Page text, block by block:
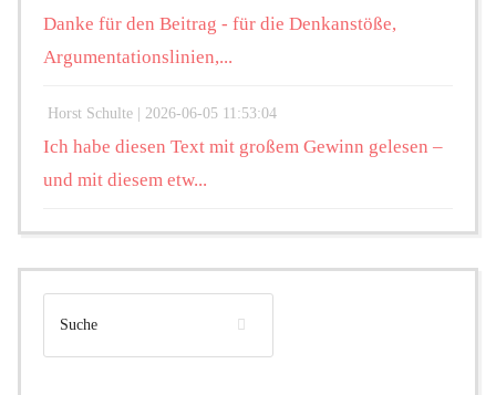
Danke für den Beitrag - für die Denkanstöße,
Argumentationslinien,...
Horst Schulte | 2026-06-05 11:53:04
Ich habe diesen Text mit großem Gewinn gelesen –
und mit diesem etw...